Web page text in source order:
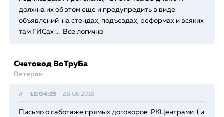
должна их об этом еще и предупредить в виде
объявлений на стендах, подъездах, реформах и всяких
там ГИСах ... Все логично
Счетовод ВоТруБа
Ветеран
# 12:04:25 28.05.2018
Письмо о саботаже прямых договоров РКЦентрами ( и